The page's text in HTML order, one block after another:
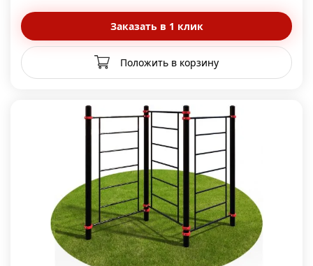
Заказать в 1 клик
Положить в корзину